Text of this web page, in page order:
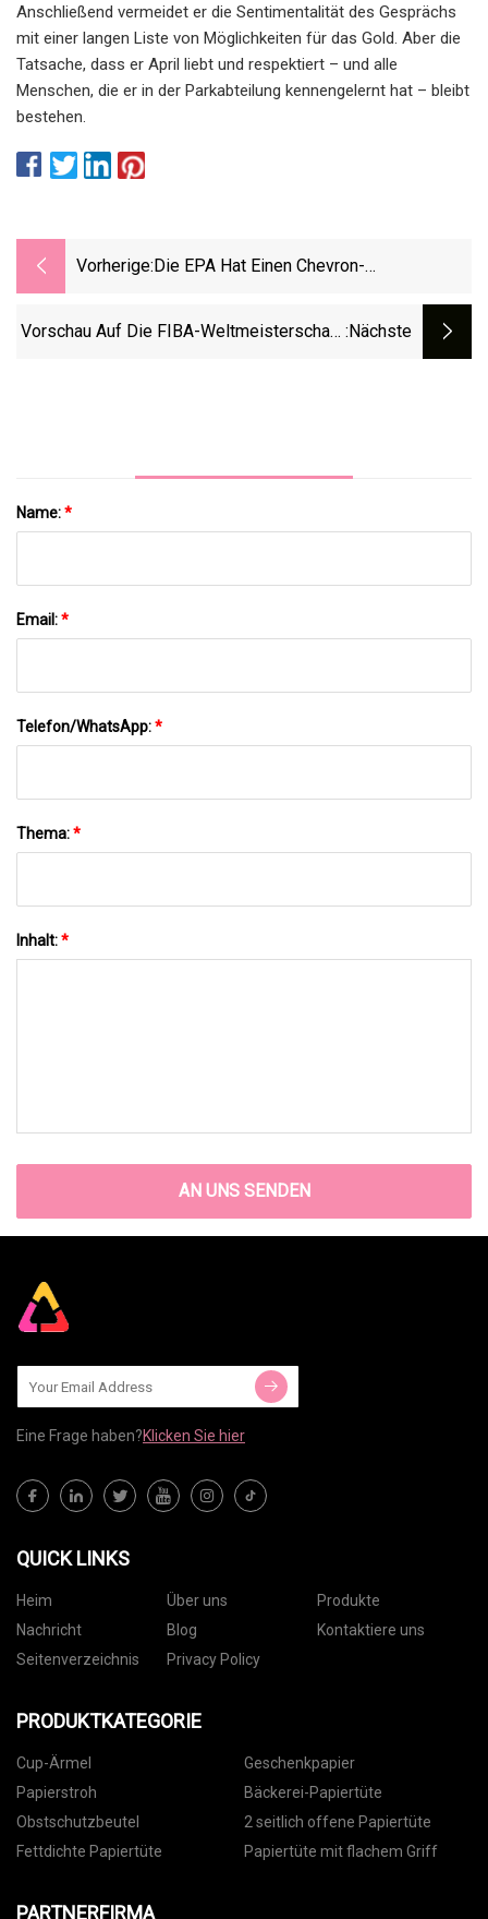
Anschließend vermeidet er die Sentimentalität des Gesprächs
mit einer langen Liste von Möglichkeiten für das Gold. Aber die
Tatsache, dass er April liebt und respektiert – und alle
Menschen, die er in der Parkabteilung kennengelernt hat – bleibt
bestehen.
Vorherige: Die EPA Hat Einen Chevron-
Lebenslanges Krebsrisiko Birgt
Vorschau Auf Die FIBA-Weltmeisterschaft: :nächste
Name:*
Email:*
Telefon/WhatsApp:*
Thema:*
Inhalt:*
AN UNS SENDEN
Eine Frage haben?Klicken Sie hier
QUICK LINKS
Heim Über uns
Produkte
Nachricht
Blog
Kontaktiere uns
Seitenverzeichnis
Privacy Policy
PRODUKTKATEGORIE
Cup-Ärmel
Geschenkpapier
Papierstroh
Bäckerei-Papiertüte
Obstschutzbeutel
2 seitlich offene Papiertüte
Fettdichte Papiertüte
Papiertüte mit flachem Griff
PARTNERFIRMA